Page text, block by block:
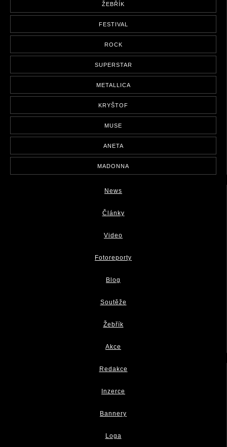
ŽEBŘÍK
FESTIVAL
ROCK
SUPERSTAR
METALLICA
KRYŠTOF
MUSE
ANETA
MADONNA
News
Články
Video
Fotoreporty
Blog
Soutěže
Žebřík
Akce
Redakce
Inzerce
Bannery
Loga